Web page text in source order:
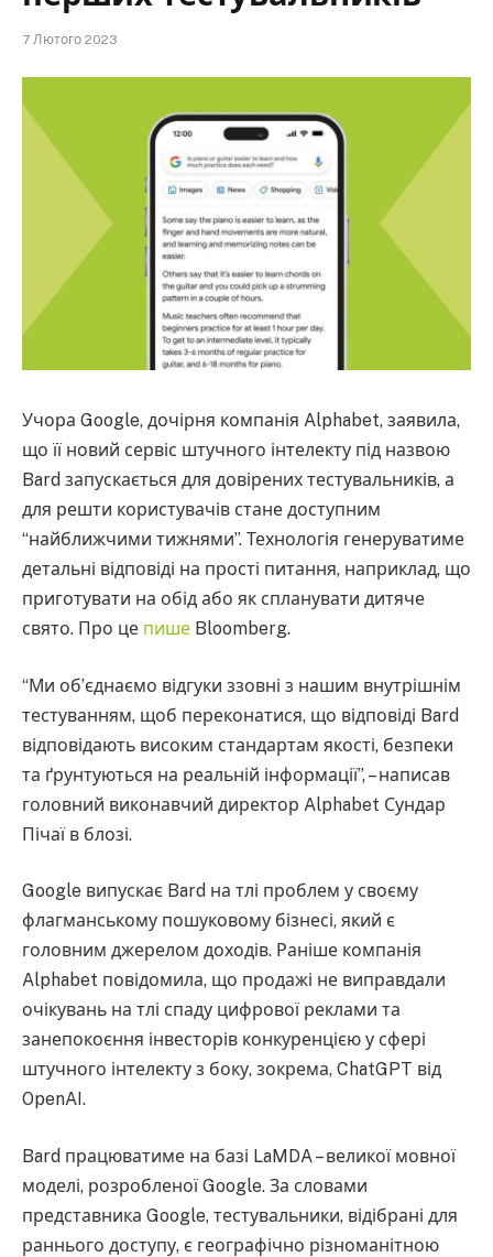
7 Лютого 2023
Учора Google, дочірня компанія Alphabet, заявила,
що її новий сервіс штучного інтелекту під назвою
Bard запускається для довірених тестувальників, а
для решти користувачів стане доступним
“найближчими тижнями”. Технологія генеруватиме
детальні відповіді на прості питання, наприклад, що
приготувати на обід або як спланувати дитяче
свято. Про це пише Bloomberg.
“Ми об’єднаємо відгуки ззовні з нашим внутрішнім
тестуванням, щоб переконатися, що відповіді Bard
відповідають високим стандартам якості, безпеки
та ґрунтуються на реальній інформації”, – написав
головний виконавчий директор Alphabet Сундар
Пічаї в блозі.
Google випускає Bard на тлі проблем у своєму
флагманському пошуковому бізнесі, який є
головним джерелом доходів. Раніше компанія
Alphabet повідомила, що продажі не виправдали
очікувань на тлі спаду цифрової реклами та
занепокоєння інвесторів конкуренцією у сфері
штучного інтелекту з боку, зокрема, ChatGPT від
OpenAI.
Bard працюватиме на базі LaMDA – великої мовної
моделі, розробленої Google. За словами
представника Google, тестувальники, відібрані для
раннього доступу, є географічно різноманітною